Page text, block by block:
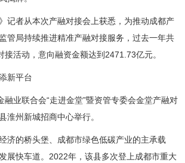
记者从本次产融对接会上获悉，为推动成都产
管局持续推进精准产融对接服务，过去一年共
活动，意向融资金额达到2471.73亿元。
新平台
融业联合会“走进金堂”暨资管专委会金堂产融对
淮州新城招商中心举行。
济的桥头堡、成都市绿色低碳产业的主承载
展快车道。2022年，该县多次登上成都市重大